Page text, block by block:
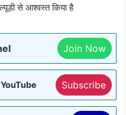
से आश्वस्त किया है
Join Now
Subscribe